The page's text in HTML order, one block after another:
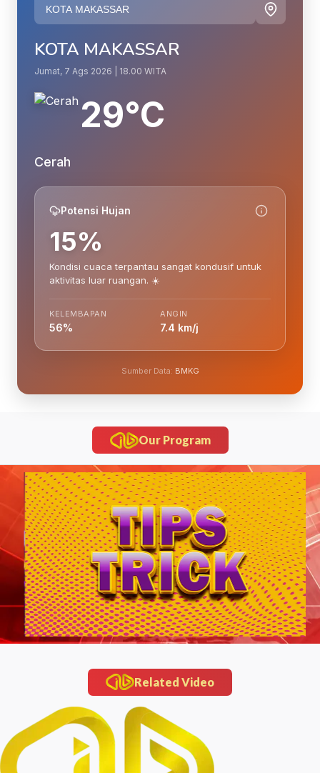
KOTA MAKASSAR
Jumat, 7 Ags 2026 | 18.00 WITA
29°C
Cerah
Potensi Hujan
15%
Kondisi cuaca terpantau sangat kondusif untuk
aktivitas luar ruangan. ☀️
KELEMBAPAN
56%
ANGIN
7.4 km/j
Sumber Data: BMKG
Our Program
Related Video